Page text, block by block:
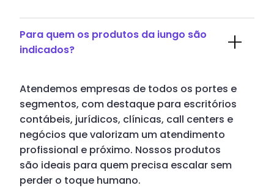
Para quem os produtos da iungo são
indicados?
Atendemos empresas de todos os portes e
segmentos, com destaque para escritórios
contábeis, jurídicos, clínicas, call centers e
negócios que valorizam um atendimento
profissional e próximo. Nossos produtos
são ideais para quem precisa escalar sem
perder o toque humano.